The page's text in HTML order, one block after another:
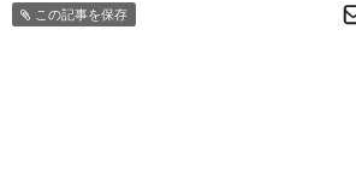
この記事を保存